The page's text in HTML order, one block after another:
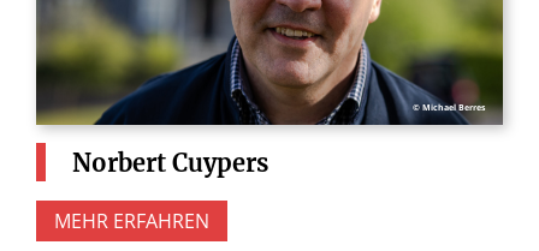
© Michael Berres
Norbert Cuypers
MEHR ERFAHREN